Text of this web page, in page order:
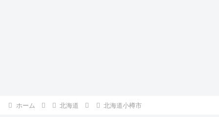
ホーム 北海道 北海道小樽市